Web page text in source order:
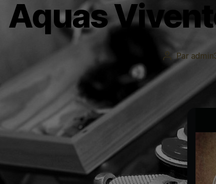
Aquas
Auteur
de
Par